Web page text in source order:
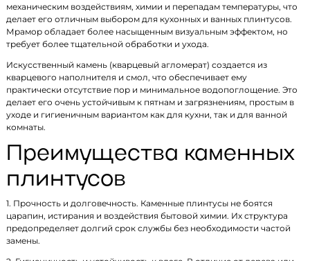
механическим воздействиям, химии и перепадам температуры, что
делает его отличным выбором для кухонных и ванных плинтусов.
Мрамор обладает более насыщенным визуальным эффектом, но
требует более тщательной обработки и ухода.
Искусственный камень (кварцевый агломерат) создается из
кварцевого наполнителя и смол, что обеспечивает ему
практически отсутствие пор и минимальное водопоглощение. Это
делает его очень устойчивым к пятнам и загрязнениям, простым в
уходе и гигиеничным вариантом как для кухни, так и для ванной
комнаты.
Преимущества каменных
плинтусов
1. Прочность и долговечность. Каменные плинтусы не боятся
царапин, истирания и воздействия бытовой химии. Их структура
предопределяет долгий срок службы без необходимости частой
замены.